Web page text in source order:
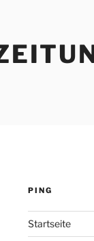
PING
Startseite